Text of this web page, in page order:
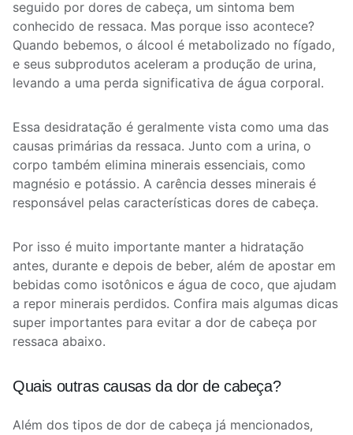
seguido por dores de cabeça, um sintoma bem
conhecido de ressaca. Mas porque isso acontece?
Quando bebemos, o álcool é metabolizado no fígado,
e seus subprodutos aceleram a produção de urina,
levando a uma perda significativa de água corporal.
Essa desidratação é geralmente vista como uma das
causas primárias da ressaca. Junto com a urina, o
corpo também elimina minerais essenciais, como
magnésio e potássio. A carência desses minerais é
responsável pelas características dores de cabeça.
Por isso é muito importante manter a hidratação
antes, durante e depois de beber, além de apostar em
bebidas como isotônicos e água de coco, que ajudam
a repor minerais perdidos. Confira mais algumas dicas
super importantes para evitar a dor de cabeça por
ressaca abaixo.
Quais outras causas da dor de cabeça?
Além dos tipos de dor de cabeça já mencionados,